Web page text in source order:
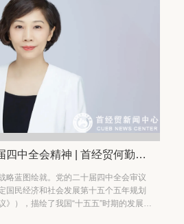
学习贯彻党的二十届四中全会精神 | 首经贸何勤：一体推进教育科技人才发展是实现科技自强自立的重大举措
略蓝图绘就。党的二十届四中全会审议
国民经济和社会发展第十五个五年规划
》），描绘了我国“十五五”时期的发展蓝